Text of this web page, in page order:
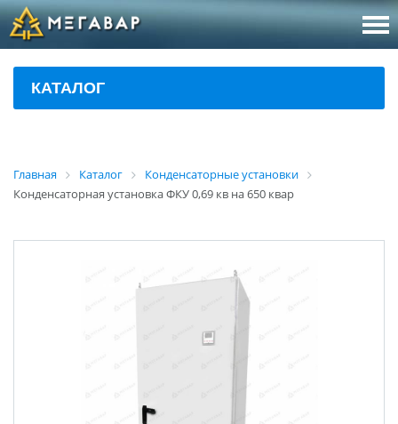
8
КАТАЛОГ
Главная Каталог
Конденсаторные установки
Конденсаторная установка ФКУ 0,69 кв на 650 квар